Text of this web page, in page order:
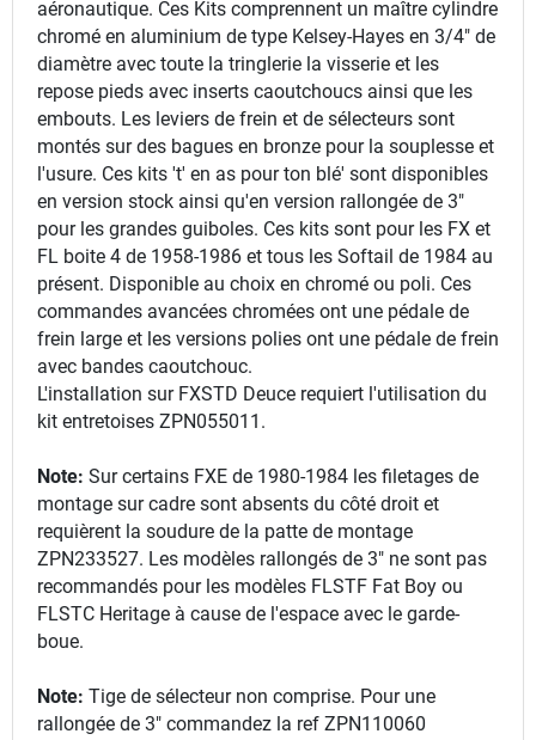
aéronautique. Ces Kits comprennent un maître cylindre
chromé en aluminium de type Kelsey-Hayes en 3/4" de
diamètre avec toute la tringlerie la visserie et les
repose pieds avec inserts caoutchoucs ainsi que les
embouts. Les leviers de frein et de sélecteurs sont
montés sur des bagues en bronze pour la souplesse et
l'usure. Ces kits 't' en as pour ton blé' sont disponibles
en version stock ainsi qu'en version rallongée de 3"
pour les grandes guiboles. Ces kits sont pour les FX et
FL boite 4 de 1958-1986 et tous les Softail de 1984 au
présent. Disponible au choix en chromé ou poli. Ces
commandes avancées chromées ont une pédale de
frein large et les versions polies ont une pédale de frein
avec bandes caoutchouc.
L'installation sur FXSTD Deuce requiert l'utilisation du
kit entretoises ZPN055011.
Note: Sur certains FXE de 1980-1984 les filetages de
montage sur cadre sont absents du côté droit et
requièrent la soudure de la patte de montage
ZPN233527. Les modèles rallongés de 3" ne sont pas
recommandés pour les modèles FLSTF Fat Boy ou
FLSTC Heritage à cause de l'espace avec le garde-
boue.
Note: Tige de sélecteur non comprise. Pour une
rallongée de 3" commandez la ref ZPN110060